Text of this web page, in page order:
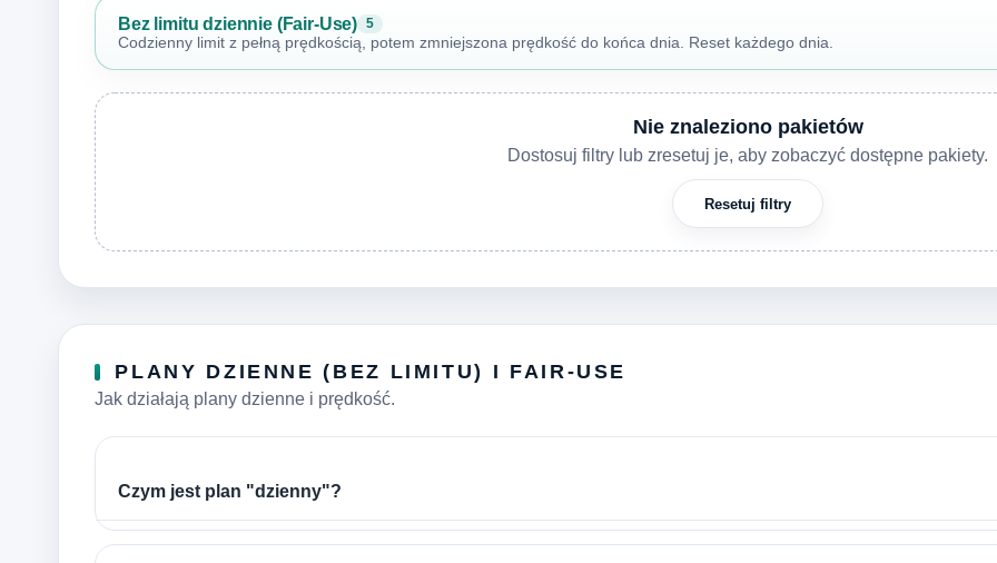
Bez limitu dziennie (Fair-Use) 5
Codzienny limit z pełną prędkością, potem zmniejszona prędkość do końca dnia. Reset każdego dnia.
Nie znaleziono pakietów
Dostosuj filtry lub zresetuj je, aby zobaczyć dostępne pakiety.
Resetuj filtry
PLANY DZIENNE (BEZ LIMITU) I FAIR-USE
Jak działają plany dzienne i prędkość.
Czym jest plan "dzienny"?